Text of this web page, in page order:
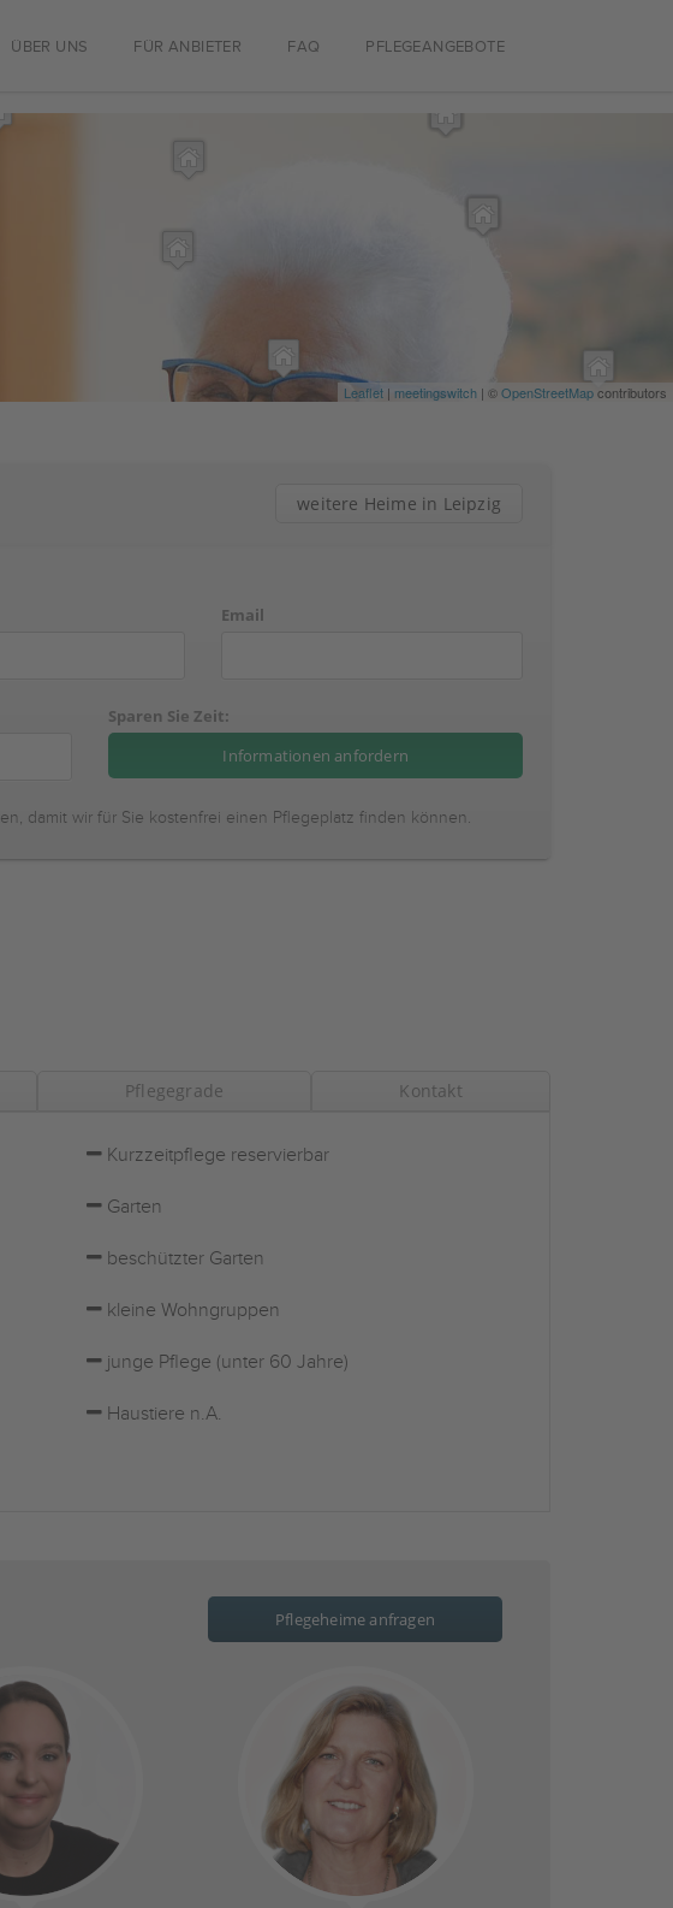
ÜBER UNS FÜR ANBIETER FAQ PFLEGEANGEBOTE
Leaflet | meetingswitch | ©OpenStreetMapcontributors
weitere Heime in Leipzig
Email
Sparen Sie Zeit:
damit wir für Sie kostenfrei einen Pflegeplatz finden können.
Pflegegrade Kontakt
Kurzzeitpflege reservierbar
Garten
beschützter Garten
kleine Wohngruppen
junge Pflege (unter 60 Jahre)
Haustiere n.A.
Pflegeheime anfragen